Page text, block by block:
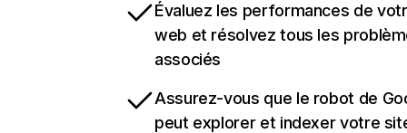
Évaluez les performances de
web et résolvez tous les
associés
Assurez-vous que le robot de
peut explorer et indexer votre